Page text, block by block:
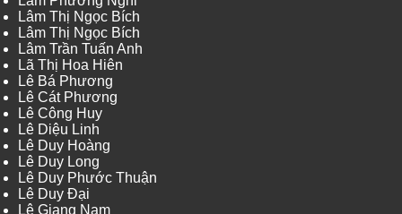
Lâm Thị Ngọc Bích
Lâm Thị Ngọc Bích
Lâm Trần Tuấn Anh
Lã Thị Hoa Hiên
Lê Bá Phương
Lê Cát Phương
Lê Công Huy
Lê Diệu Linh
Lê Duy Hoàng
Lê Duy Long
Lê Duy Phước Thuận
Lê Duy Đại
Lê Giang Nam